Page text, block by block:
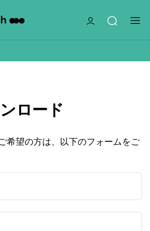
ロード
希望の方は、以下のフォームをご